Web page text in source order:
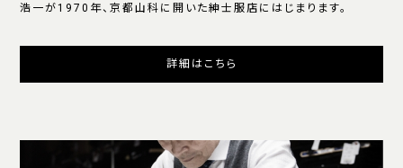
浩一が1970年、京都山科に開いた紳士服店にはじまります。
詳細はこちら